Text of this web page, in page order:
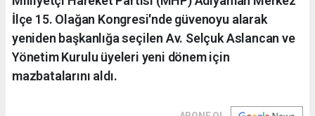
İlçe 15. Olağan Kongresi'nde güvenoyu alarak
yeniden başkanlığa seçilen Av. Selçuk Aslancan ve
Yönetim Kurulu üyeleri yeni dönem için
mazbatalarını aldı.